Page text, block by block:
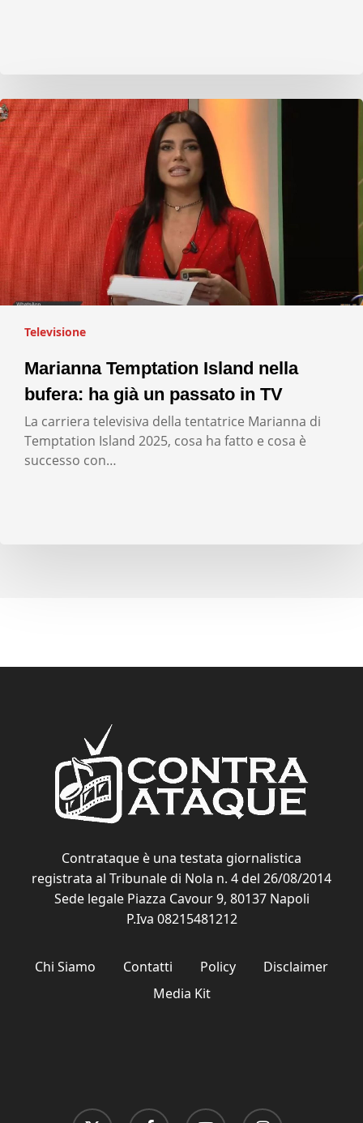
Televisione
Marianna Temptation Island nella
bufera: ha già un passato in TV
La carriera televisiva della tentatrice Marianna di
Temptation Island 2025, cosa ha fatto e cosa è
successo con…
Contrataque è una testata giornalistica
registrata al Tribunale di Nola n. 4 del 26/08/2014
Sede legale Piazza Cavour 9, 80137 Napoli
P.Iva 08215481212
Chi Siamo Contatti Policy
Disclaimer
Media Kit
x- facebook youtube instagram